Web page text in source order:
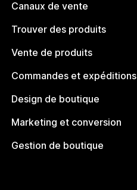
Canaux de vente
Trouver des produits
Vente de produits
Commandes et expéditions
Design de boutique
Marketing et conversion
Gestion de boutique